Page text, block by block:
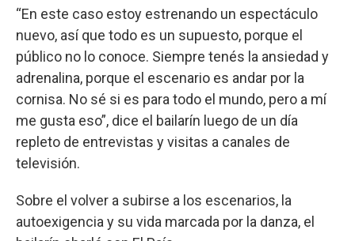
“En este caso estoy estrenando un espectáculo
nuevo, así que todo es un supuesto, porque el
público no lo conoce. Siempre tenés la ansiedad y
adrenalina, porque el escenario es andar por la
cornisa. No sé si es para todo el mundo, pero a mí
me gusta eso”, dice el bailarín luego de un día
repleto de entrevistas y visitas a canales de
televisión.
Sobre el volver a subirse a los escenarios, la
autoexigencia y su vida marcada por la danza, el